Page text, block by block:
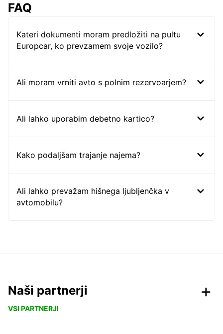
FAQ
Kateri dokumenti moram predložiti na pultu
Europcar, ko prevzamem svoje vozilo?
Ali moram vrniti avto s polnim rezervoarjem?
Ali lahko uporabim debetno kartico?
Kako podaljšam trajanje najema?
Ali lahko prevažam hišnega ljubljenčka v
avtomobilu?
Naši partnerji
VSI PARTNERJI